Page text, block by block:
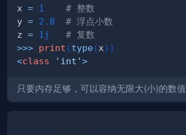
x = 1
# 整数
y = 2.8
# 浮点小数
z = 1j
# 复数
>>> print (type(x) )
<class 'int'>
只要内存足够，可以容纳无限大(小)的数值